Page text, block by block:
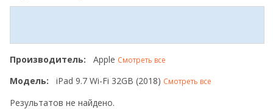
Производитель: Apple Смотреть все
Модель: iPad 9.7 Wi-Fi 32GB (2018) Смотреть все
Результатов не найдено.